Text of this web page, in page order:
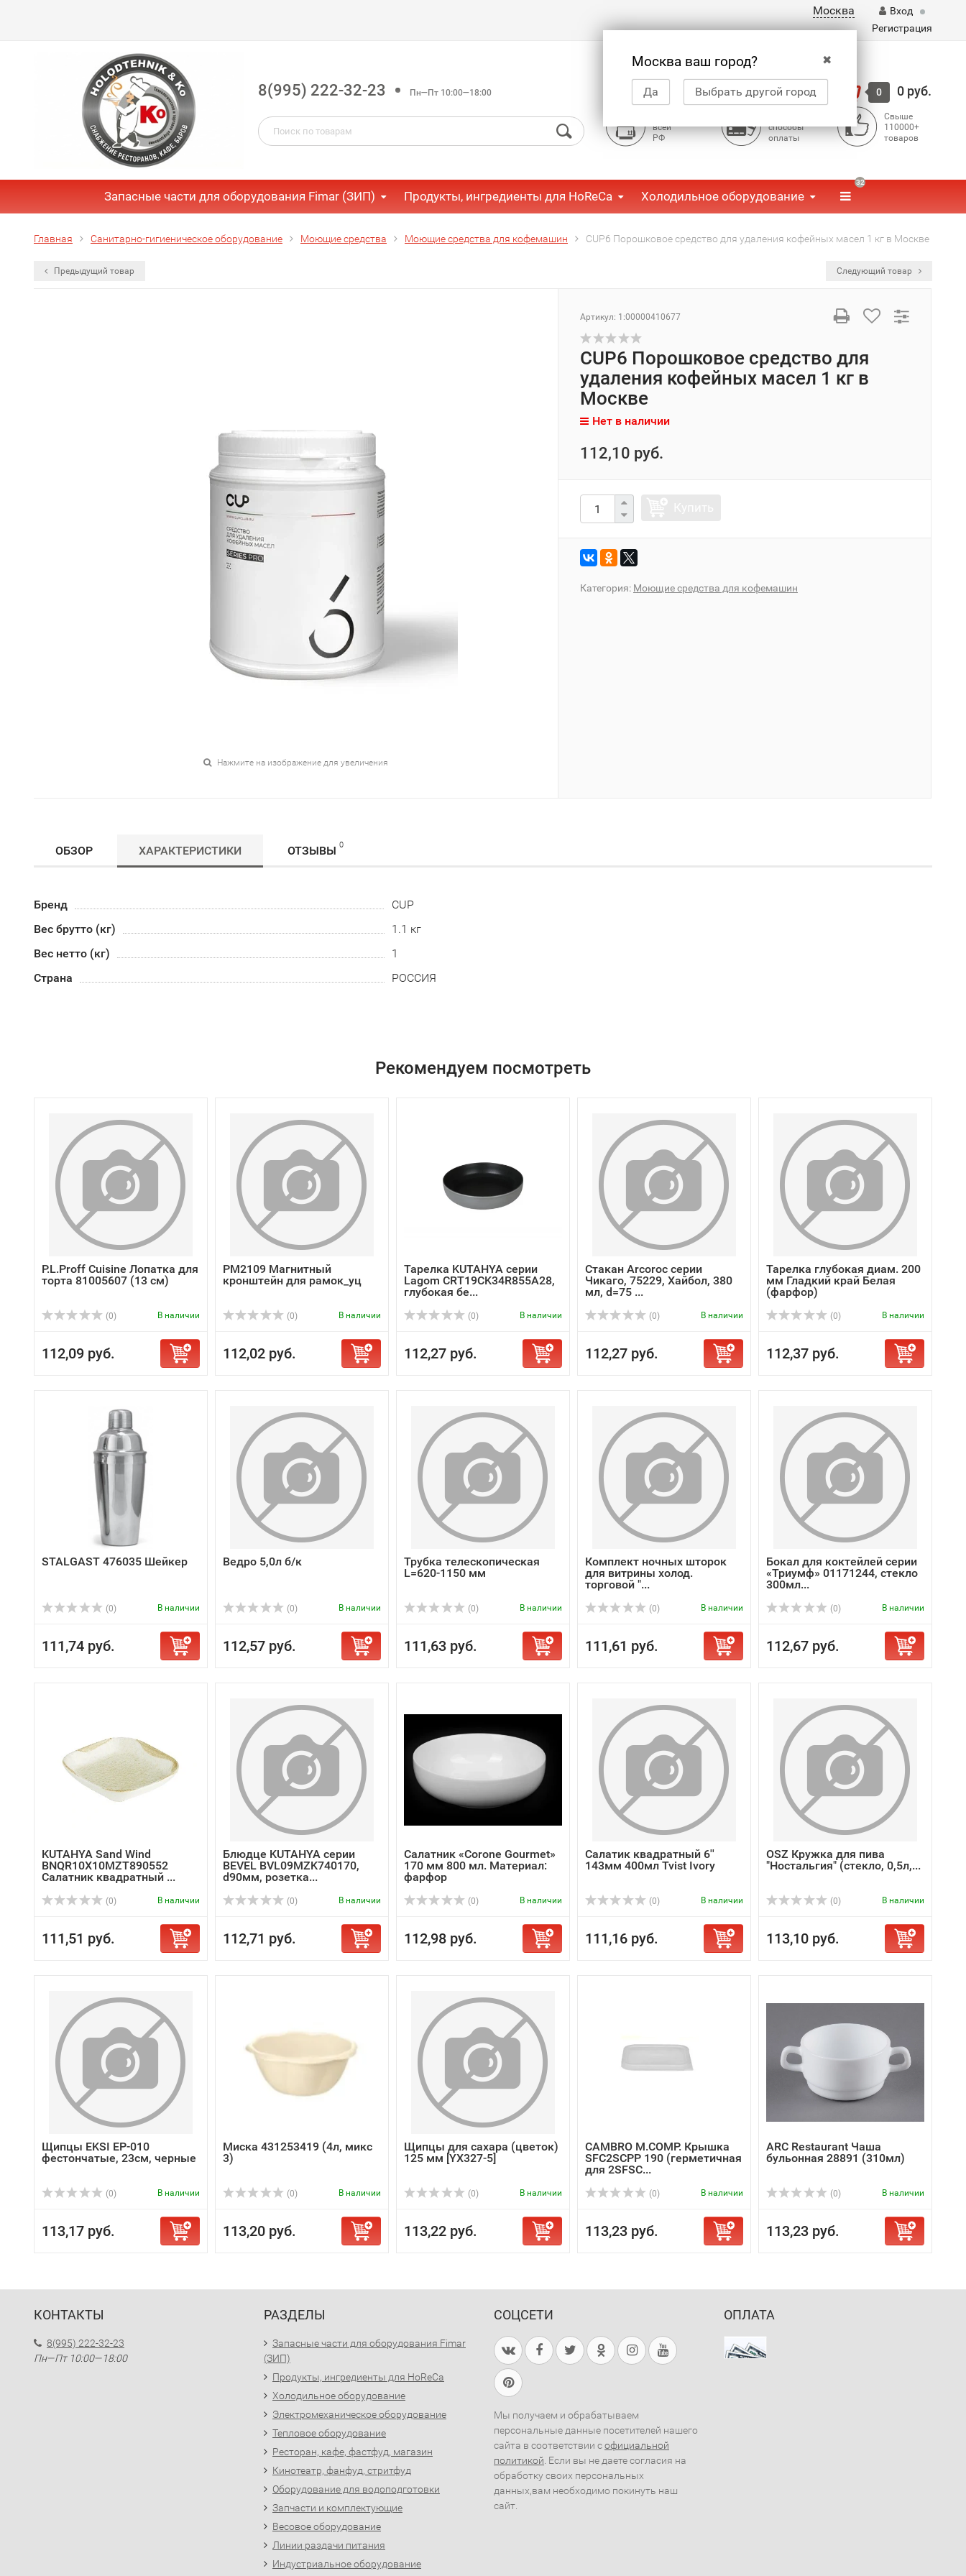
Москва
✖
Москва ваш город?
Да Выбрать другой город
Вход
Регистрация
8(995) 222-32-23 Пн—Пт 10:00—18:00 Корзина 0 0 руб.
всей
РФ
способы
оплаты
Свыше
110000+
товаров
Запасные части для оборудования Fimar (ЗИП) Продукты, ингредиенты для HoReCa Холодильное оборудование
32
Главная Санитарно-гигиеническое оборудование Моющие средства Моющие средства для кофемашин CUP6 Порошковое средство для удаления кофейных масел 1 кг в Москве
Предыдущий товар Следующий товар
Нажмите на изображение для увеличения
Артикул: 1:00000410677
CUP6 Порошковое средство для
удаления кофейных масел 1 кг в
Москве
Нет в наличии
112,10 руб.
Категория: Моющие средства для кофемашин
ОБЗОР ХАРАКТЕРИСТИКИ ОТЗЫВЫ 0
Бренд
CUP
Вес брутто (кг)
1.1 кг
Вес нетто (кг)
1
Страна
РОССИЯ
Рекомендуем посмотреть
P.L.Proff Cuisine Лопатка для
торта 81005607 (13 см)
(0) В наличии
112,09 руб.
PM2109 Магнитный
кронштейн для рамок_уц
(0) В наличии
112,02 руб.
Тарелка KUTAHYA серии
Lagom CRT19CK34R855A28,
глубокая бе...
(0) В наличии
112,27 руб.
Стакан Arcoroc серии
Чикаго, 75229, Хайбол, 380
мл, d=75 ...
(0) В наличии
112,27 руб.
Тарелка глубокая диам. 200
мм Гладкий край Белая
(фарфор)
(0) В наличии
112,37 руб.
STALGAST 476035 Шейкер
(0) В наличии
111,74 руб.
Ведро 5,0л б/к
(0) В наличии
112,57 руб.
Трубка телескопическая
L=620-1150 мм
(0) В наличии
111,63 руб.
Комплект ночных шторок
для витрины холод.
торговой "...
(0) В наличии
111,61 руб.
Бокал для коктейлей серии
«Триумф» 01171244, стекло
300мл...
(0) В наличии
112,67 руб.
KUTAHYA Sand Wind
BNQR10X10MZT890552
Салатник квадратный ...
(0) В наличии
111,51 руб.
Блюдце KUTAHYA серии
BEVEL BVL09MZK740170,
d90мм, розетка...
(0) В наличии
112,71 руб.
Салатник «Corone Gourmet»
170 мм 800 мл. Материал:
фарфор
(0) В наличии
112,98 руб.
Салатик квадратный 6''
143мм 400мл Tvist Ivory
(0) В наличии
111,16 руб.
OSZ Кружка для пива
"Ностальгия" (стекло, 0,5л,...
(0) В наличии
113,10 руб.
Щипцы EKSI EP-010
фестончатые, 23см, черные
(0) В наличии
113,17 руб.
Миска 431253419 (4л, микс
3)
(0) В наличии
113,20 руб.
Щипцы для сахара (цветок)
125 мм [YX327-5]
(0) В наличии
113,22 руб.
CAMBRO M.COMP. Крышка
SFC2SCPP 190 (герметичная
для 2SFSC...
(0) В наличии
113,23 руб.
ARC Restaurant Чаша
бульонная 28891 (310мл)
(0) В наличии
113,23 руб.
КОНТАКТЫ
8(995) 222-32-23
Пн—Пт 10:00—18:00
РАЗДЕЛЫ
Запасные части для оборудования Fimar
(ЗИП)
Продукты, ингредиенты для HoReCa
Холодильное оборудование
Электромеханическое оборудование
Тепловое оборудование
Ресторан, кафе, фастфуд, магазин
Кинотеатр, фанфуд, стритфуд
Оборудование для водоподготовки
Запчасти и комплектующие
Весовое оборудование
Линии раздачи питания
Индустриальное оборудование
СОЦСЕТИ
Мы получаем и обрабатываем
персональные данные посетителей нашего
сайта в соответствии софициальной
политикой . Если вы не даете согласия на
обработку своих персональных
данных,вам необходимо покинуть наш
сайт.
ОПЛАТА